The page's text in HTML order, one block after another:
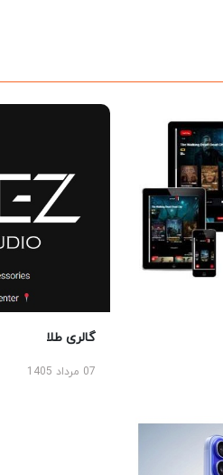
گالری طلا
07 مرداد 1405